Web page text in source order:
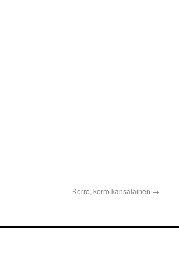
Kerro, kerro kansalainen →